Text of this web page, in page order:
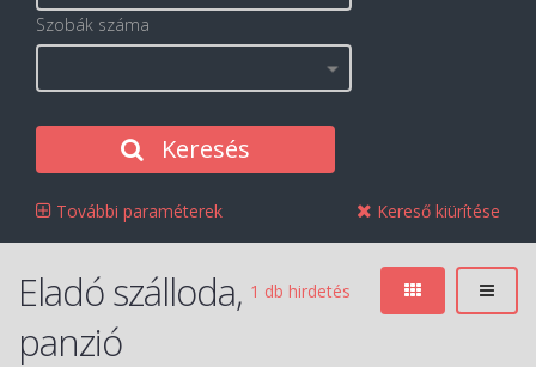
Szobák száma
Keresés
További paraméterek Kereső kiürítése
1 db hirdetés
Eladó szálloda,
panzió